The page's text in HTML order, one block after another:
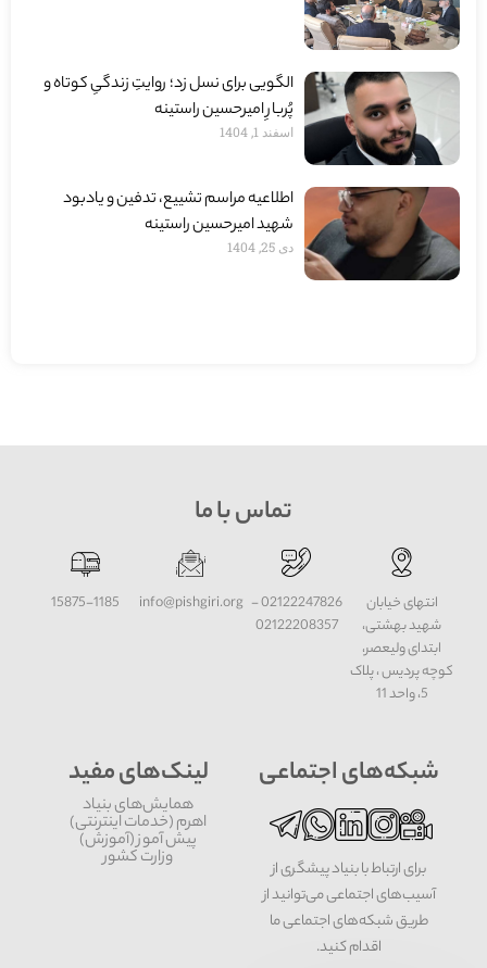
الگویی برای نسل زد؛ روایتِ زندگیِ کوتاه و
پُربارِ امیرحسین راستینه
اسفند 1, 1404
اطلاعیه مراسم تشییع، تدفین و یادبود
شهید امیرحسین راستینه
دی 25, 1404
تماس با ما
انتهای خیابان
شهید بهشتی،
ابتدای ولیعصر،
کوچه پردیس ، پلاک
5، واحد 11
02122247826 -
02122208357
info@pishgiri.org
15875-1185
شبکه‌های اجتماعی
برای ارتباط با بنیاد پیشگری از
آسیب‌های اجتماعی می‌توانید از
طریق شبکه‌‎های اجتماعی ما
اقدام کنید.
لینک‌های مفید
همایش‌های بنیاد
اهرم (خدمات اینترنتی)
پیش آموز (آموزش)
وزارت کشور